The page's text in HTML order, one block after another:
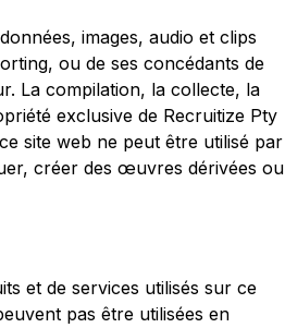
images, audio et clips
ou de ses concédants de
La compilation, la collecte, la
exclusive de Recruitize Pty
site web ne peut être utilisé par
créer des œuvres dérivées ou
et de services utilisés sur ce
pas être utilisées en